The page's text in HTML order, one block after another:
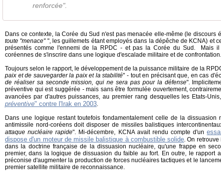
renforcée".
Dans ce contexte, la Corée du Sud n'est pas menacée elle-même (le discours
toute "menace" ", les guillemets étant employés dans la dépêche de KCNA) et
présentés comme l'ennemi de la RPDC - et pas la Corée du Sud. Mais il
coréennes de s'inscrire dans une logique d'escalade militaire et de confrontation.
Toujours selon le rapport, le développement de la puissance militaire de la
paix et de sauvegarder la paix et la stabilité" - tout en précisant que, en cas
de réaliser sa seconde mission, qui ne sera pas pour la défense".
préventive qui est suggérée - mais sans être formulée ouvertement,
avancées par d'autres puissances, au premier rang desquelles les Etats-
préventive" contre l'Irak en 2003
Dans une logique restant toutefois fondamentalement celle de la dissuasion
antimissile nord-coréens doit disposer de missiles balistiques
attaque nucléaire rapide". Mi-décembre, KCNA avait rendu compte d'un
dispose d'un moteur de missile balistique à combustible solide . On
dans la doctrine française de la dissuasion nucléaire, qu'une frappe en
premier, dans la logique de dissuasion du faible au fort. En outre, le rapport
préconise d'augmenter la production de forces nucléaires tactiques et le
premier satellite militaire de reconnaissance.